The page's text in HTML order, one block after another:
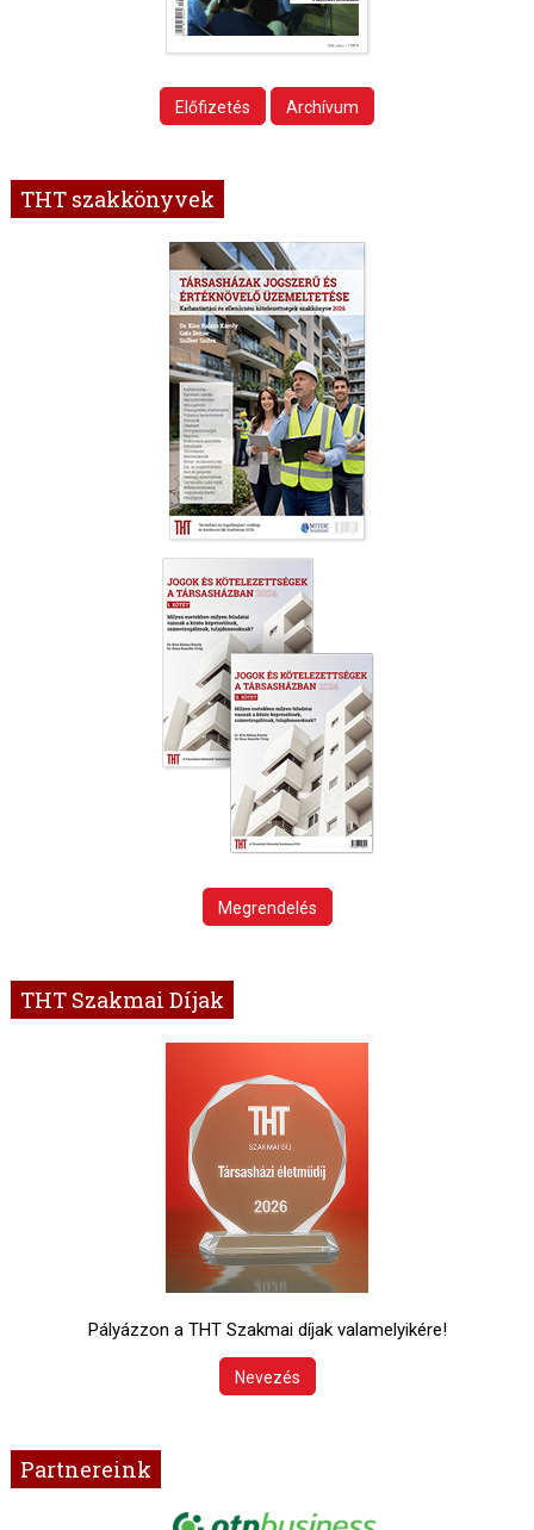
Előfizetés Archívum
THT szakkönyvek
Megrendelés
THT Szakmai Díjak
Pályázzon a THT Szakmai díjak valamelyikére!
Nevezés
Partnereink